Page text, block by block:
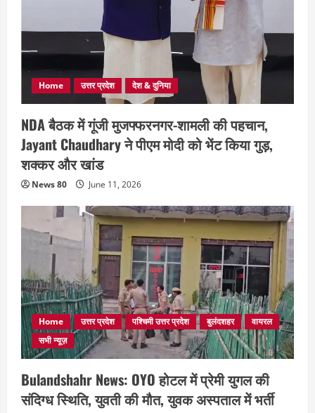
Home उत्तर प्रदेश देश & दुनिया
NDA बैठक में गूंजी मुजफ्फरनगर-शामली की पहचान,
Jayant Chaudhary ने पीएम मोदी को भेंट किया गुड़,
शक्कर और खांड
News 80 June 11, 2026
Home उत्तर प्रदेश पश्चिमी उत्तर प्रदेश बुलंदशहर
वायरल
सभी न्यूज़
Bulandshahr News: OYO होटल में प्रेमी युगल की
संदिग्ध स्थिति, युवती की मौत, युवक अस्पताल में भर्ती